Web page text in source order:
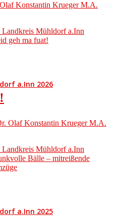
Konstantin Krueger M.A.
a.Inn 2026
Olaf Konstantin Krueger M.A.
a.Inn 2025